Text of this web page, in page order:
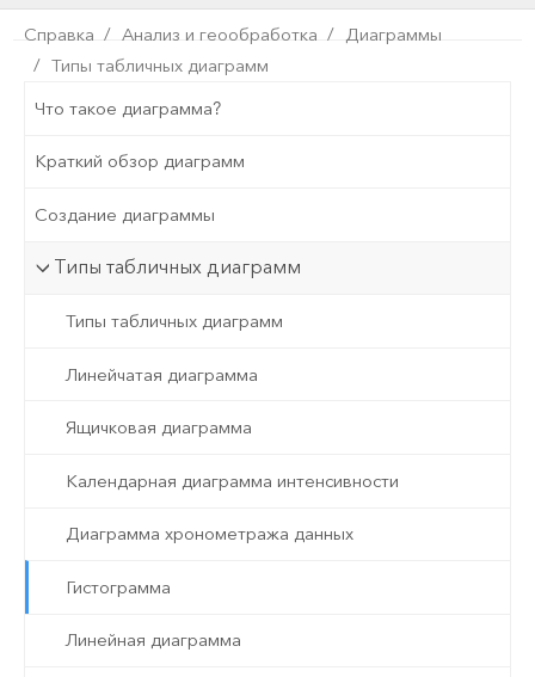
Справка Анализ и геообработка
Диаграммы
Типы табличных диаграмм
Что такое диаграмма?
Краткий обзор диаграмм
Создание диаграммы
Типы табличных диаграмм
Типы табличных диаграмм
Линейчатая диаграмма
Ящичковая диаграмма
Календарная диаграмма интенсивности
Диаграмма хронометража данных
Гистограмма
Линейная диаграмма